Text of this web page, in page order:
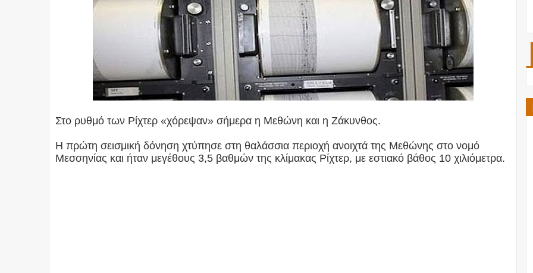
Στο ρυθμό των Ρίχτερ «χόρεψαν» σήμερα η Μεθώνη και η Ζάκυνθος.
Η πρώτη σεισμική δόνηση χτύπησε στη θαλάσσια περιοχή ανοιχτά της Μεθώνης στο νομό
Μεσσηνίας και ήταν μεγέθους 3,5 βαθμών της κλίμακας Ρίχτερ, με εστιακό βάθος 10 χιλιόμετρα.